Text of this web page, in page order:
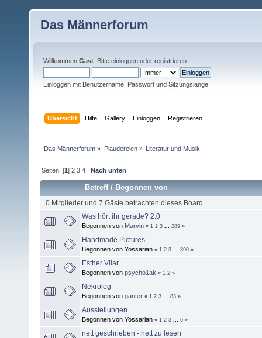
Das Männerforum
Willkommen Gast . Bitte einloggen oder registrieren
Einloggen mit Benutzername, Passwort und Sitzungslänge
Übersicht Hilfe Gallery Einloggen Registrieren
Das Männerforum » Plaudereien» Literatur und Musik
Seiten: [1]2 3 4 Nach unten
Betreff/Begonnen von
0 Mitglieder und 7 Gäste betrachten dieses Board.
Was hört ihr gerade? 2.0
Begonnen von Marvin « 1 2 3 289 »
Handmade Pictures
Begonnen von Yossarian « 1 2 3 390 »
Esther Vilar
Begonnen von psycho1ak « 1 2 »
Nekrolog
Begonnen von ganter « 1 2 3 83 »
Ausstellungen
Begonnen von Yossarian « 1 2 3 6 »
nett geschrieben - nett zu lesen